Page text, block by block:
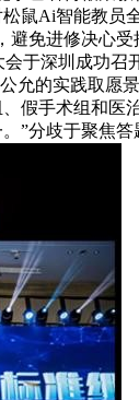
鼠Ai智能教员
避免进修决心
于深圳成功召
允的实践取愿
假手术组和医
”分歧于聚焦